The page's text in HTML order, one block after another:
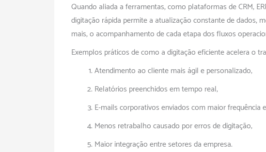
Quando aliada a ferramentas, como plataformas de CRM,
digitação rápida permite a atualização constante de dados,
mais, o acompanhamento de cada etapa dos fluxos
Exemplos práticos de como a digitação eficiente acelera o
Atendimento ao cliente mais ágil e personalizado;
Relatórios preenchidos em tempo real;
E-mails corporativos enviados com maior frequência
Menos retrabalho causado por erros de digitação;
Maior integração entre setores da empresa.